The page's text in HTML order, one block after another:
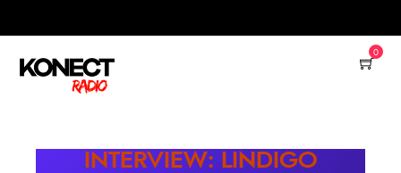
0
INTERVIEW: LINDIGO